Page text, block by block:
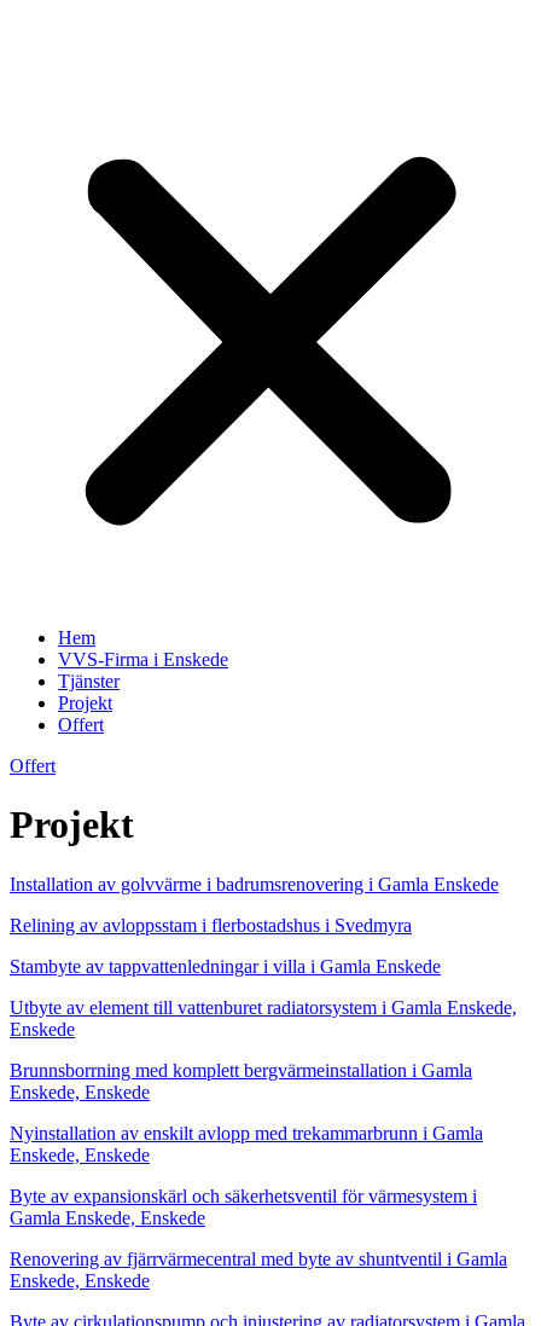
Hem
VVS-Firma i Enskede
Tjänster
Projekt
Offert
Offert
Projekt
Installation av golvvärme i badrumsrenovering i Gamla Enskede
Relining av avloppsstam i flerbostadshus i Svedmyra
Stambyte av tappvattenledningar i villa i Gamla Enskede
Utbyte av element till vattenburet radiatorsystem i Gamla Enskede,
Enskede
Brunnsborrning med komplett bergvärmeinstallation i Gamla
Enskede, Enskede
Nyinstallation av enskilt avlopp med trekammarbrunn i Gamla
Enskede, Enskede
Byte av expansionskärl och säkerhetsventil för värmesystem i
Gamla Enskede, Enskede
Renovering av fjärrvärmecentral med byte av shuntventil i Gamla
Enskede, Enskede
Byte av cirkulationspump och injustering av radiatorsystem i Gamla